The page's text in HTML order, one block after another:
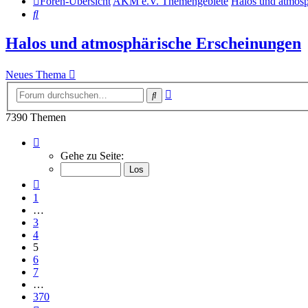
Suche
Halos und atmosphärische Erscheinungen
Neues Thema
Suche
7390 Themen
von
Gehe zu Seite:
1
…
3
4
5
6
7
…
370